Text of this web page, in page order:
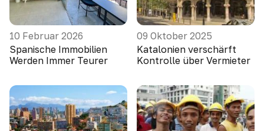
10 Februar 2026
Spanische Immobilien
Werden Immer Teurer
09 Oktober 2025
Katalonien verschärft
Kontrolle über Vermieter